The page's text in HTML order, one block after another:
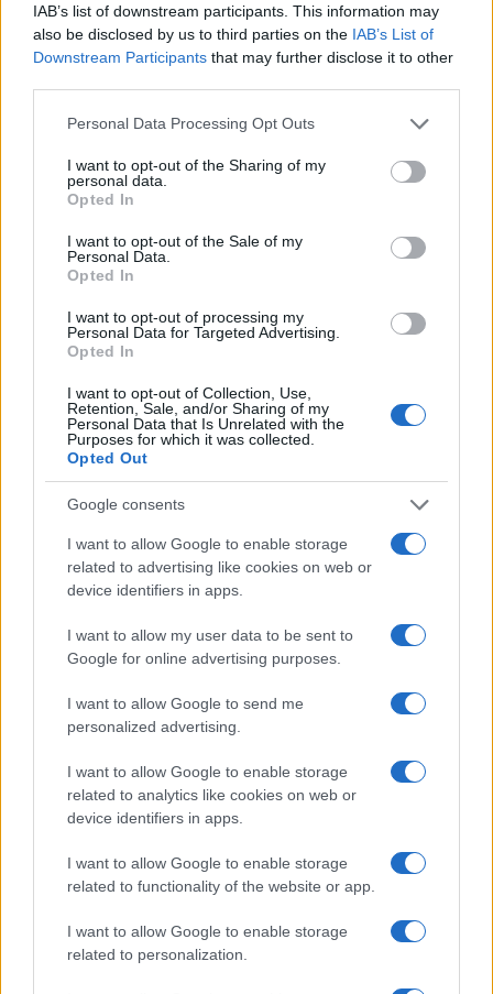
IAB’s list of downstream participants. This information may
also be disclosed by us to third parties on the IAB’s List of
Downstream Participants that may further disclose it to other
Please note that this website/app uses one or more Google
not limited to your visit or usage behaviour. You may click to
grant or deny consent to Google and its third-party tags to
use your data for below specified purposes in below Google
consent section.
Personal Data Processing Opt Outs
I want to opt-out of the Sharing of my
personal data.
Opted In
I want to opt-out of the Sale of my
Personal Data.
Opted In
I want to opt-out of processing my
Personal Data for Targeted Advertising.
Opted In
I want to opt-out of Collection, Use,
Retention, Sale, and/or Sharing of my
Personal Data that Is Unrelated with the
Purposes for which it was collected.
Opted Out
Google consents
I want to allow Google to enable storage
related to advertising like cookies on web or
device identifiers in apps.
I want to allow my user data to be sent to
Google for online advertising purposes.
I want to allow Google to send me
personalized advertising.
I want to allow Google to enable storage
related to analytics like cookies on web or
device identifiers in apps.
I want to allow Google to enable storage
related to functionality of the website or app.
I want to allow Google to enable storage
related to personalization.
Puoi abbonarti asoli € 1,10 al mese
cliccandoqui
Sei già abbonato?
Puoi effettuare l'accesso andando nella
sezioneLogin
TEMI: Calangianus Notizie
Notizie Calangianus
Notizie Gallura
Notizie Sardegna
Parco Eolico Calangianus
Inviaci le tue segnalazioni,
i tuoi video e le tue foto
345 356 7512
Entra nel canale telegram di
GalluraOggi.it
Ricevi le nostre ultime news
daGoogle News
Condividi l'articolo